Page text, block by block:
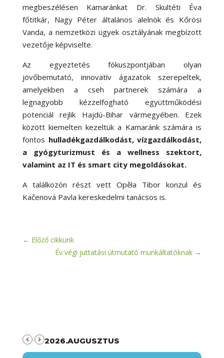
megbeszélésen Kamaránkat Dr. Skultéti Éva
főtitkár, Nagy Péter általános alelnök és Kőrösi
Vanda, a nemzetközi ügyek osztályának megbízott
vezetője képviselte.
Az egyeztetés fókuszpontjában olyan
jövőbemutató, innovatív ágazatok szerepeltek,
amelyekben a cseh partnerek számára a
legnagyobb kézzelfogható együttműködési
potenciál rejlik Hajdú-Bihar vármegyében. Ezek
között kiemelten kezeltük a Kamaránk számára is
fontos hulladékgazdálkodást, vízgazdálkodást,
a gyógyturizmust és a wellness szektort,
valamint az IT és smart city megoldásokat.
A találkozón részt vett Opěla Tibor konzul és
Kačenová Pavla kereskedelmi tanácsos is.
← Előző cikkünk
Év végi juttatási útmutató munkáltatóknak →
2026.AUGUSZTUS